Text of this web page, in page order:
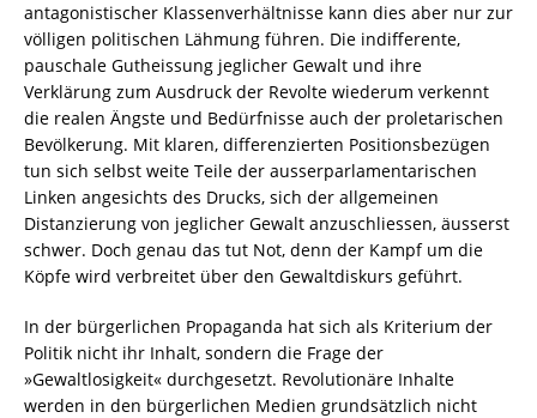
antagonistischer Klassenverhältnisse kann dies aber nur zur
völligen politischen Lähmung führen. Die indifferente,
pauschale Gutheissung jeglicher Gewalt und ihre
Verklärung zum Ausdruck der Revolte wiederum verkennt
die realen Ängste und Bedürfnisse auch der proletarischen
Bevölkerung. Mit klaren, differenzierten Positionsbezügen
tun sich selbst weite Teile der ausserparlamentarischen
Linken angesichts des Drucks, sich der allgemeinen
Distanzierung von jeglicher Gewalt anzuschliessen, äusserst
schwer. Doch genau das tut Not, denn der Kampf um die
Köpfe wird verbreitet über den Gewaltdiskurs geführt.
In der bürgerlichen Propaganda hat sich als Kriterium der
Politik nicht ihr Inhalt, sondern die Frage der
»Gewaltlosigkeit« durchgesetzt. Revolutionäre Inhalte
werden in den bürgerlichen Medien grundsätzlich nicht